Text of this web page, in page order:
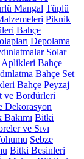
Mangal Tüplü
Piknik
Bahçe
Depolama
Solar
Aplikleri Bahçe
Bahçe Set
Bahçe Peyzaj
ve Bordürleri
Dekorasyon
Bitki
ve Sıvı
Sebze
Bitki Besinleri